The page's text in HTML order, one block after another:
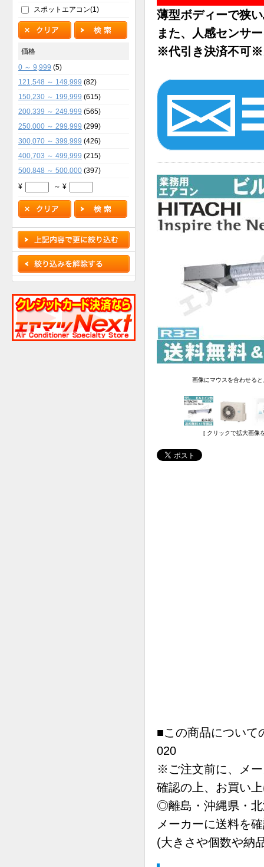
薄型ボディーで狭
また、人感センサ
※代引き決済不可※
画像にマウスを合わせる
[ クリックで拡大画像
■この商品につい
020
※ご注文前に、メ
確認の上、お買い
◎離島・沖縄県・
メーカーに送料を
(大きさや個数や納
スポットエアコン(1)
価格
0 ～ 9,999 (5)
121,548 ～ 149,999 (82)
150,230 ～ 199,999 (615)
200,339 ～ 249,999 (565)
250,000 ～ 299,999 (299)
300,070 ～ 399,999 (426)
400,703 ～ 499,999 (215)
500,848 ～ 500,000 (397)
¥
～ ¥